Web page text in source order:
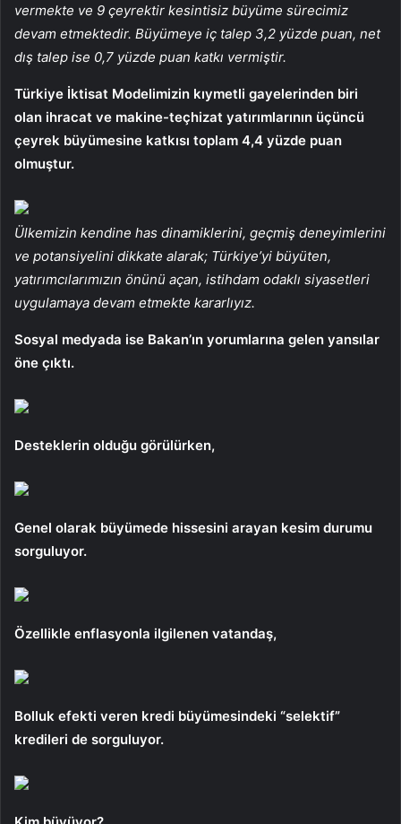
vermekte ve 9 çeyrektir kesintisiz büyüme sürecimiz
devam etmektedir. Büyümeye iç talep 3,2 yüzde puan, net
dış talep ise 0,7 yüzde puan katkı vermiştir.
Türkiye İktisat Modelimizin kıymetli gayelerinden biri
olan ihracat ve makine-teçhizat yatırımlarının üçüncü
çeyrek büyümesine katkısı toplam 4,4 yüzde puan
olmuştur.
Ülkemizin kendine has dinamiklerini, geçmiş deneyimlerini
ve potansiyelini dikkate alarak; Türkiye’yi büyüten,
yatırımcılarımızın önünü açan, istihdam odaklı siyasetleri
uygulamaya devam etmekte kararlıyız.
Sosyal medyada ise Bakan’ın yorumlarına gelen yansılar
öne çıktı.
Desteklerin olduğu görülürken,
Genel olarak büyümede hissesini arayan kesim durumu
sorguluyor.
Özellikle enflasyonla ilgilenen vatandaş,
Bolluk efekti veren kredi büyümesindeki “selektif”
kredileri de sorguluyor.